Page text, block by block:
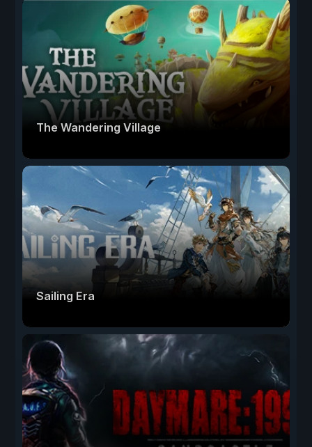
The Wandering Village
Sailing Era